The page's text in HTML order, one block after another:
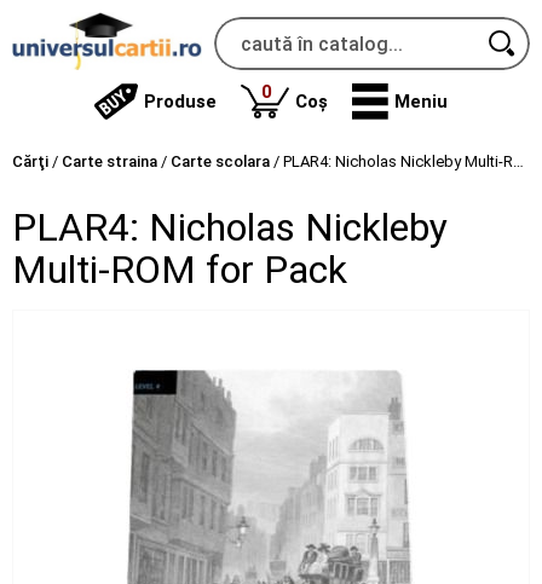
Produse 0produse
Coș Meniu
Cărţi / Carte straina / Carte scolara / PLAR4: Nicholas Nickleby Multi-ROM for Pack
PLAR4: Nicholas Nickleby
Multi-ROM for Pack